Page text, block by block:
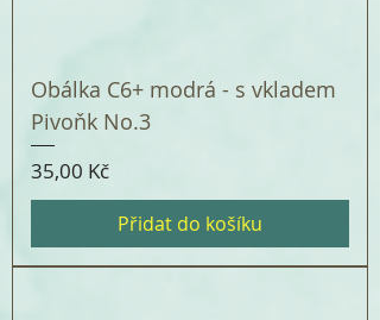
Obálka C6+ modrá - s vkladem
Pivoňk No.3
Cena
35,00 Kč
Přidat do košíku